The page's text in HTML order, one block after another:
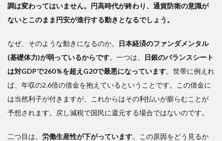
調は変わってはいません。円高時代が終わり、通貨防衛の意識が
ないとこのまま円安が進行する動きとなるでしょう。
なぜ、そのような動きになるのか。
日本経済のファンダメンタル
(基礎体力)が弱っているからです。一つは、
日銀のバランスシート
は対GDPで260％を超えG20で最悪になっています。世帯に例えれ
ば、年収の2.6倍の借金を抱えているということです。この借金に
は当然利子が付きますが、これからはその利払いが膨らむことが
予想されます。戻し減税で国民に還元する場合ではないのです。
二つ目は、 労働生産性が下がっています。この原因をどう見るか